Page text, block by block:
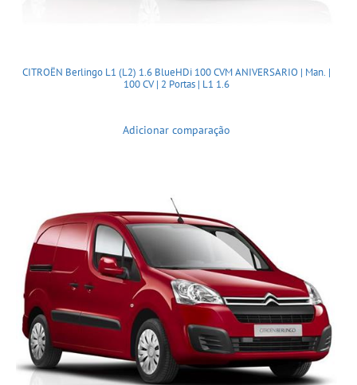
CITROËN Berlingo L1 (L2) 1.6 BlueHDi 100 CVM ANIVERSARIO | Man. |
100 CV | 2 Portas | L1 1.6
Adicionar comparação